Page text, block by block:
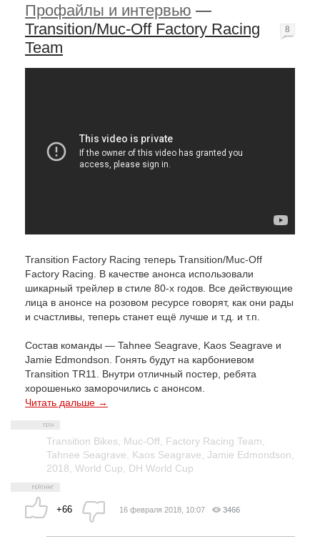
Профайлы и интервью —
Transition/Muc-Off Factory Racing
Team
Transition Factory Racing теперь Transition/Muc-Off
Factory Racing. В качестве анонса использовали
шикарный трейлер в стиле 80-х годов. Все действующие
лица в анонсе на розовом ресурсе говорят, как они рады
и счастливы, теперь станет ещё лучше и т.д. и т.п.
Состав команды — Tahnee Seagrave, Kaos Seagrave и
Jamie Edmondson. Гонять будут на карбониевом
Transition TR11. Внутри отличный постер, ребята
хорошенько заморочились с анонсом.
Читать дальше →
Transition Bikes Muc-Off Factory Racing Team
Tahnee Seagrave
Kaos Seagrave Jamie Edmondson
2018 World Cup DH World Cup
+66
8
16 февраля 2018, 10:07 3466